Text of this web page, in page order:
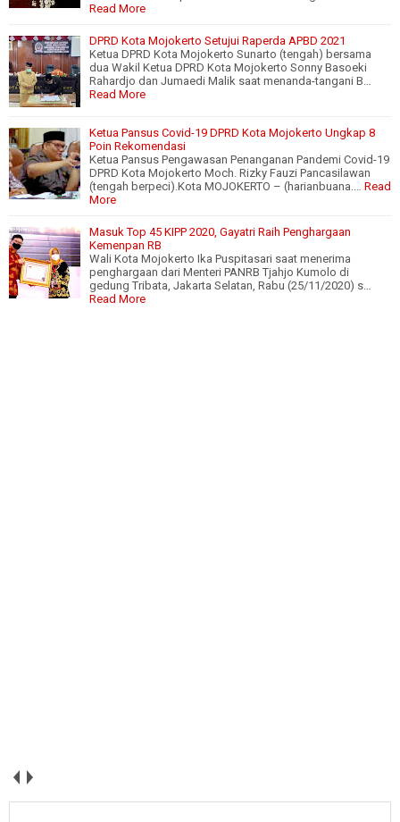
Read More
DPRD Kota Mojokerto Setujui Raperda APBD 2021
Ketua DPRD Kota Mojokerto Sunarto (tengah) bersama
dua Wakil Ketua DPRD Kota Mojokerto Sonny Basoeki
Rahardjo dan Jumaedi Malik saat menanda-tangani B…
Read More
Ketua Pansus Covid-19 DPRD Kota Mojokerto Ungkap 8
Poin Rekomendasi
Ketua Pansus Pengawasan Penanganan Pandemi Covid-19
DPRD Kota Mojokerto Moch. Rizky Fauzi Pancasilawan
(tengah berpeci).Kota MOJOKERTO – (harianbuana.… Read
More
Masuk Top 45 KIPP 2020, Gayatri Raih Penghargaan
Kemenpan RB
Wali Kota Mojokerto Ika Puspitasari saat menerima
penghargaan dari Menteri PANRB Tjahjo Kumolo di
gedung Tribata, Jakarta Selatan, Rabu (25/11/2020) s…
Read More